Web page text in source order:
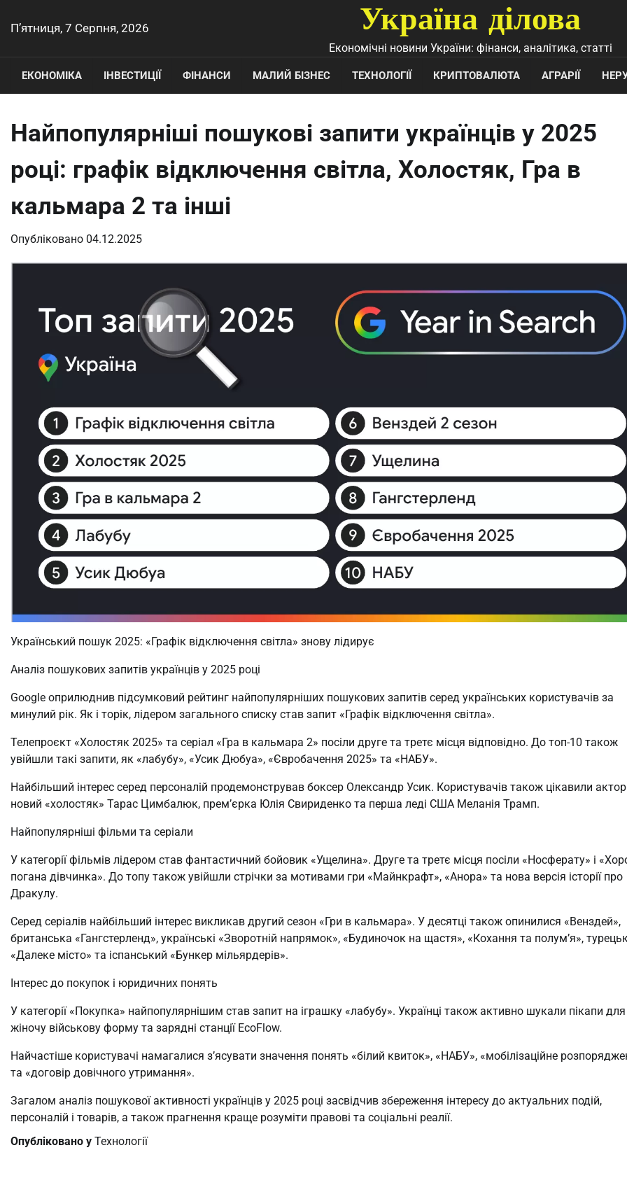
доП’ятниця, 7 Серпня, 2026 Україна ділова
Економічні новини України: фінанси, аналітика, статті
ЕКОНОМІКА ІНВЕСТИЦІЇ ФІНАНСИ МАЛИЙ БІЗНЕС ТЕХНОЛОГІЇ КРИПТОВАЛЮТА АГРАРІЇ
Найпопулярніші пошукові запити українців у 2025
році: графік відключення світла, Холостяк, Гра в
кальмара 2 та інші
Опубліковано 04.12.2025
Український пошук 2025: «Графік відключення світла» знову лідирує
Аналіз пошукових запитів українців у 2025 році
Google оприлюднив підсумковий рейтинг найпопулярніших пошукових запитів серед українських користувачів за
минулий рік. Як і торік, лідером загального списку став запит «Графік відключення світла».
Телепроєкт «Холостяк 2025» та серіал «Гра в кальмара 2» посіли друге та третє місця відповідно. До топ-10 також
увійшли такі запити, як «лабубу», «Усик Дюбуа», «Євробачення 2025» та «НАБУ».
Найбільший інтерес серед персоналій продемонстрував боксер Олександр Усик. Користувачів також цікавили актор
новий «холостяк» Тарас Цимбалюк, прем’єрка Юлія Свириденко та перша леді США Меланія Трамп.
Найпопулярніші фільми та серіали
У категорії фільмів лідером став фантастичний бойовик «Ущелина». Друге та третє місця посіли «Носферату» і
погана дівчинка». До топу також увійшли стрічки за мотивами гри «Майнкрафт», «Анора» та нова версія історії про
Дракулу.
Серед серіалів найбільший інтерес викликав другий сезон «Гри в кальмара». У десятці також опинилися «Венздей»,
британська «Гангстерленд», українські «Зворотній напрямок», «Будиночок на щастя», «Кохання та полум’я»,
«Далеке місто» та іспанський «Бункер мільярдерів».
Інтерес до покупок і юридичних понять
У категорії «Покупка» найпопулярнішим став запит на іграшку «лабубу». Українці також активно шукали пікапи
жіночу військову форму та зарядні станції EcoFlow.
Найчастіше користувачі намагалися з’ясувати значення понять «білий квиток», «НАБУ», «мобілізаційне
та «договір довічного утримання».
Загалом аналіз пошукової активності українців у 2025 році засвідчив збереження інтересу до актуальних подій,
персоналій і товарів, а також прагнення краще розуміти правові та соціальні реалії.
Опубліковано у Технології